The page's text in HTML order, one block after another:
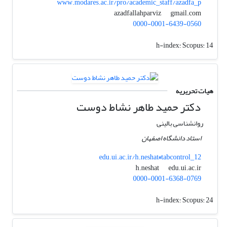
azadfallahparviz
gmail.com
0000-0001-6439-0560
h-index:Scopus: 14
هیات تحریریه
دکتر حمید طاهر نشاط دوست‌
روانشناسی بالینی
استاد دانشگاه اصفهان
edu.ui.ac.ir/h.neshat#tabcontrol_12
h.neshat
edu.ui.ac.ir
0000-0001-6368-0769
h-index:Scopus: 24